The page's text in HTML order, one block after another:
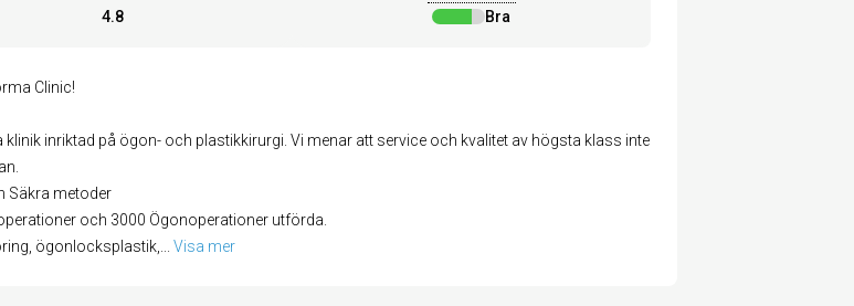
4.8
Bra
Clinic!
klinik inriktad på ögon- och plastikkirurgi. Vi menar att service och kvalitet av högsta klass inte
Säkra metoder
och 3000 Ögonoperationer utförda.
ögonlocksplastik,
Visa mer